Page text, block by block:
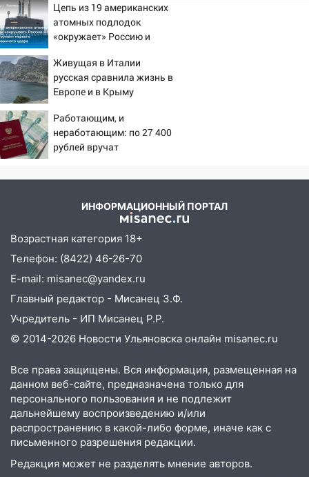
18:02
В Ульяновск едут звезды
баскетбола!
17:08
Ульяновский областной суд
оставил в силе приговор руководству
«УльяновскФармации» за махинации на
3,2 млн рублей
16:09
Ветераны легкой атлетики из
Ульяновска успешно выступили на
Чемпионате России
16:02 В Ульяновской области убрали
более 28% площадей зерновых и
зернобобовых культур
15:51 Бросила кирпич в жену брата: в
Ульяновской области завели дело на
агрессивную женщину
15:47 На улице Радищева сбили
15:15 Проводил до квартиры и ограбил:
рецидивистом
14:26 В Ульяновске ограничат движение
по улице Ефремова
14:23 67% ульяновцев готовы
передумать увольняться, если им
повысят зарплату
Цепь из 19 американских
атомных подлодок
«окружает» Россию и
первого массированного
удара
Живущая в Италии
русская сравнила жизнь в
Европе и в Крыму
Работающим, и
неработающим: по 27 400
рублей вручат
ИНФОРМАЦИОННЫЙ ПОРТАЛ
Возрастная категория 18+
Телефон: (8422) 46-26-70
E-mail: misanec@yandex.ru
Главный редактор - Мисанец З.Ф.
Учредитель - ИП Мисанец Р.Р.
© 2014-2026 Новости Ульяновска онлайн misanec.ru
Все права защищены. Вся информация, размещенная на
данном веб-сайте, предназначена только для
персонального пользования и не подлежит
дальнейшему воспроизведению и/или
распространению в какой-либо форме, иначе как с
письменного разрешения редакции.
Редакция может не разделять мнение авторов.